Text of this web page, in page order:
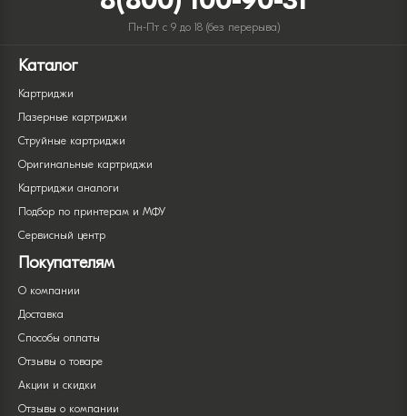
Пн-Пт с 9 до 18 (без перерыва)
Каталог
Картриджи
Лазерные картриджи
Струйные картриджи
Оригинальные картриджи
Картриджи аналоги
Подбор по принтерам и МФУ
Сервисный центр
Покупателям
О компании
Доставка
Способы оплаты
Отзывы о товаре
Акции и скидки
Отзывы о компании